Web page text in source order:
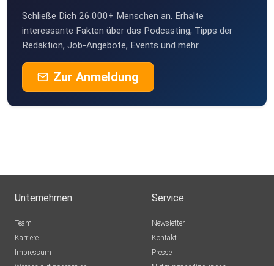
Schließe Dich 26.000+ Menschen an. Erhalte
interessante Fakten über das Podcasting, Tipps der
Redaktion, Job-Angebote, Events und mehr.
Zur Anmeldung
Unternehmen
Team
Karriere
Impressum
Service
Newsletter
Kontakt
Presse